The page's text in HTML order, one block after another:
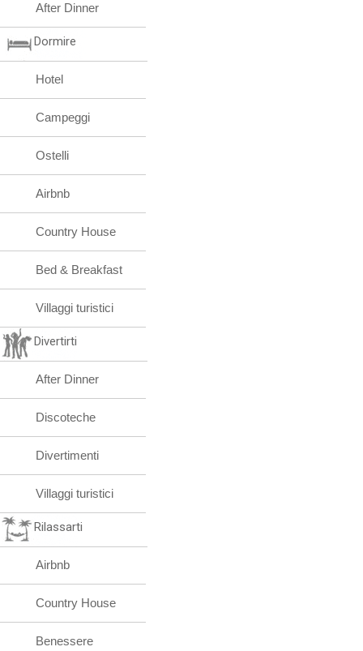
After Dinner
Dormire
Hotel
Campeggi
Ostelli
Airbnb
Country House
Bed & Breakfast
Villaggi turistici
Divertirti
After Dinner
Discoteche
Divertimenti
Villaggi turistici
Rilassarti
Airbnb
Country House
Benessere